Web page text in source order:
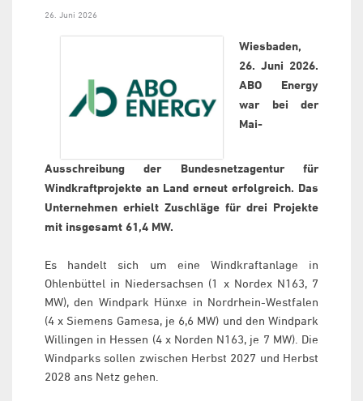
26. Juni 2026
Wiesbaden,
26. Juni 2026.
ABO Energy
war bei der
Mai-
Ausschreibung der Bundesnetzagentur für
Windkraftprojekte an Land erneut erfolgreich. Das
Unternehmen erhielt Zuschläge für drei Projekte
mit insgesamt 61,4 MW.
Es handelt sich um eine Windkraftanlage in
Ohlenbüttel in Niedersachsen (1 x Nordex N163, 7
MW), den Windpark Hünxe in Nordrhein-Westfalen
(4 x Siemens Gamesa, je 6,6 MW) und den Windpark
Willingen in Hessen (4 x Norden N163, je 7 MW). Die
Windparks sollen zwischen Herbst 2027 und Herbst
2028 ans Netz gehen.